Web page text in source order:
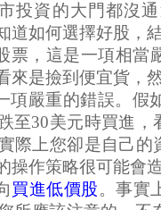
投資的大門都沒
道如何選擇好股，
票，這是一項相當
來是撿到便宜貨，
項嚴重的錯誤。假
至30美元時買進，
際上您卻是自己
操作策略很可能會
買進低價股。事實